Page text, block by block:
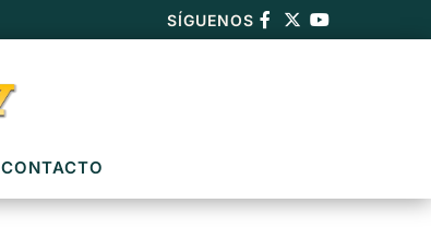
SÍGUENOS
CONTACTO